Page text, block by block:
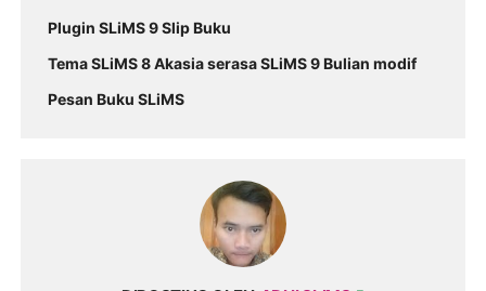
Plugin SLiMS 9 Slip Buku
Tema SLiMS 8 Akasia serasa SLiMS 9 Bulian modif
Pesan Buku SLiMS